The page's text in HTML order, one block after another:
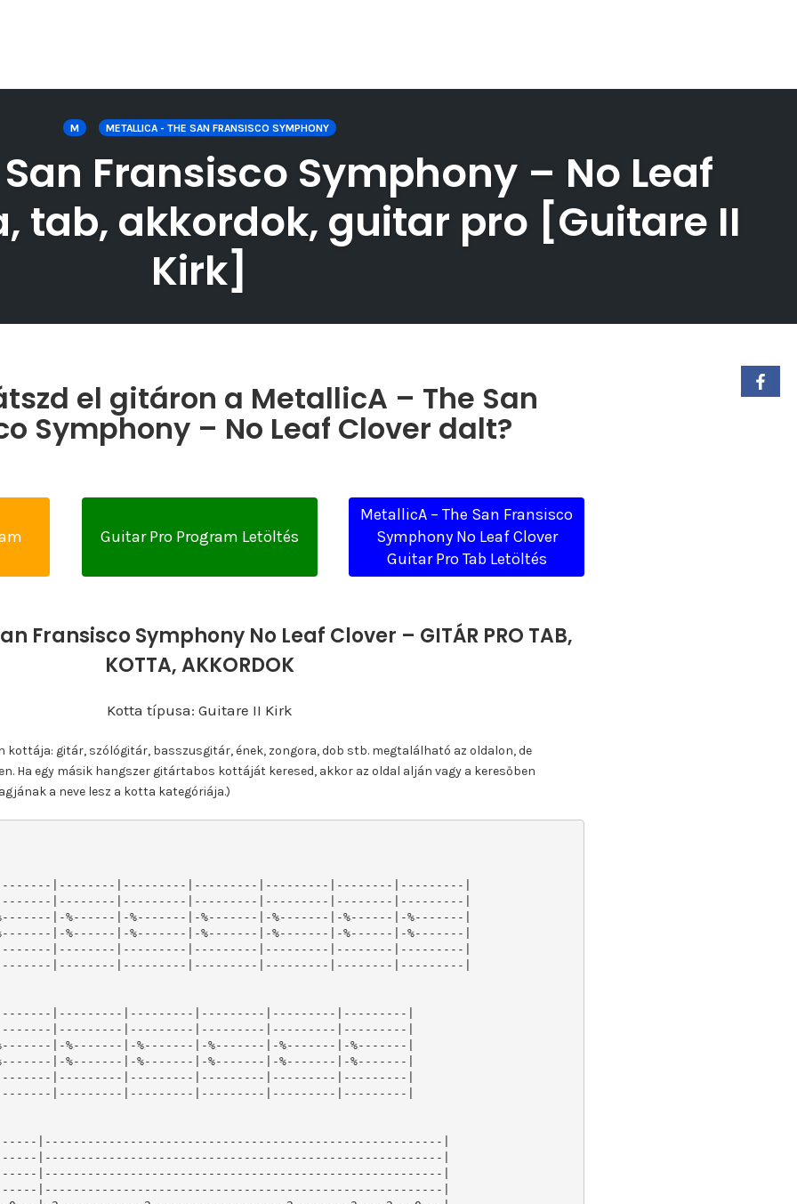
M METALLICA - THE SAN FRANSISCO SYMPHONY
Fransisco Symphony – No Leaf
tab, akkordok, guitar pro [Guitare II
Kirk]
el gitáron a MetallicA – The San
Symphony – No Leaf Clover dalt?
Guitar Pro Program Letöltés
MetallicA – The San Fransisco
Symphony No Leaf Clover
Guitar Pro Tab Letöltés
Fransisco Symphony No Leaf Clover – GITÁR PRO TAB,
KOTTA, AKKORDOK
Kotta típusa: Guitare II Kirk
kottája: gitár, szólógitár, basszusgitár, ének, zongora, dob stb. megtalálható az oldalon, de
Ha egy másik hangszer gitártabos kottáját keresed, akkor az oldal alján vagy a keresőben
a neve lesz a kotta kategóriája.)